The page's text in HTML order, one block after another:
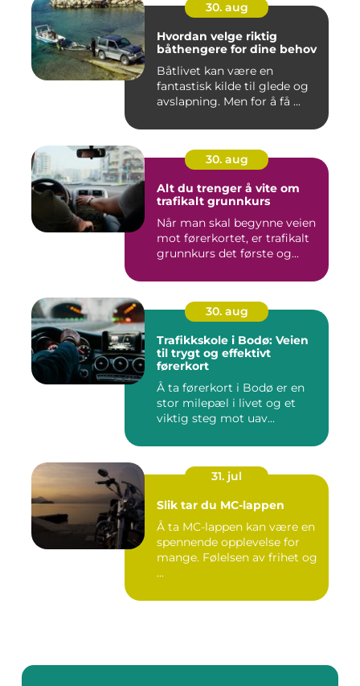
30. aug
Hvordan velge riktig
båthengere for dine behov
Båtlivet kan være en
fantastisk kilde til glede og
avslapning. Men for å få ...
30. aug
Alt du trenger å vite om
trafikalt grunnkurs
Når man skal begynne veien
mot førerkortet, er trafikalt
grunnkurs det første og...
30. aug
Trafikkskole i Bodø: Veien
til trygt og effektivt
førerkort
Å ta førerkort i Bodø er en
stor milepæl i livet og et
viktig steg mot uav...
31. jul
Slik tar du MC-lappen
Å ta MC-lappen kan være en
spennende opplevelse for
mange. Følelsen av frihet og
...